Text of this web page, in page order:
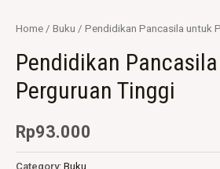
Home / Buku / Pendidikan Pancasila untuk
Pendidikan
Perguruan Tinggi
Rp93.000
Category: Buku